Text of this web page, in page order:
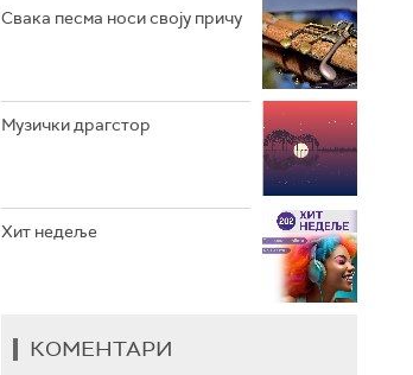
Свака песма носи своју причу
Музички драгстор
Хит недеље
КОМЕНТАРИ